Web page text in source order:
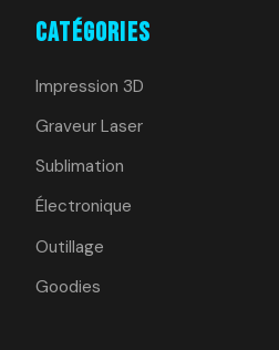
Catégories
Impression 3D
Graveur Laser
Sublimation
Électronique
Outillage
Goodies